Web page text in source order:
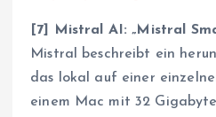
[7] Mistral AI: „Mistral
Mistral beschreibt ein
das lokal auf einer
einem Mac mit 32